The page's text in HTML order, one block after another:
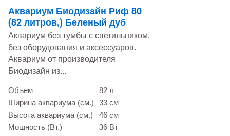
Аквариум Биодизайн Риф 80
(82 литров,) Беленый дуб
Аквариум без тумбы с светильником,
без оборудования и аксессуаров.
Аквариум от производителя
Биодизайн из...
Объем
82 л
Ширина аквариума (см.)
33 см
Высота аквариума (см.)
46 см
Мощность (Вт.)
36 Вт